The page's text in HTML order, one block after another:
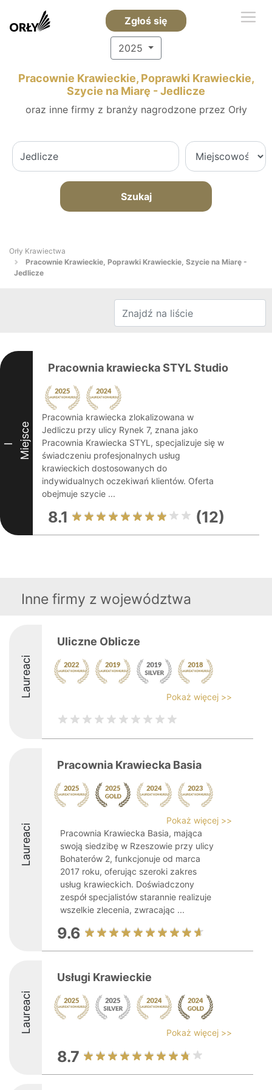
Zgłoś się
2025
Pracownie Krawieckie, Poprawki Krawieckie,
Szycie na Miarę - Jedlicze
oraz inne firmy z branży nagrodzone przez Orły
Szukaj
Orły Krawiectwa
Pracownie Krawieckie, Poprawki Krawieckie, Szycie na Miarę -
Jedlicze
I Miejsce
Pracownia krawiecka STYL Studio
Pracownia krawiecka zlokalizowana w
Jedliczu przy ulicy Rynek 7, znana jako
Pracownia Krawiecka STYL, specjalizuje się w
świadczeniu profesjonalnych usług
krawieckich dostosowanych do
indywidualnych oczekiwań klientów. Oferta
obejmuje szycie ...
8.1 (12)
Inne firmy z województwa
Laureaci
Uliczne Oblicze
Pokaż więcej >>
Laureaci
Pracownia Krawiecka Basia
Pokaż więcej >>
Pracownia Krawiecka Basia, mająca
swoją siedzibę w Rzeszowie przy ulicy
Bohaterów 2, funkcjonuje od marca
2017 roku, oferując szeroki zakres
usług krawieckich. Doświadczony
zespół specjalistów starannie realizuje
wszelkie zlecenia, zwracając ...
9.6
Laureaci
Usługi Krawieckie
Pokaż więcej >>
8.7